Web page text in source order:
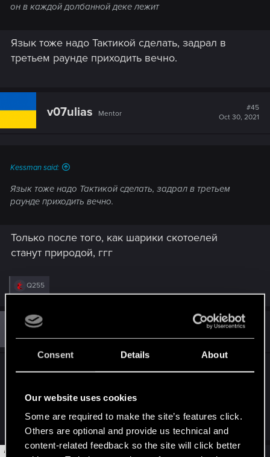
Consent Details About
Our website uses cookies
Some are required to make the site’s features click.
Others are optional and provide us technical and
content-related feedback so the site will click better
он в каждой долбанной деке лежит
Язык тоже надо Тактикой сделать, задрал в
третьем раунде приходить вечно.
v07ulias Mentor
#45
Oct 30, 2021
Kessman said:
Язык тоже надо Тактикой сделать, задрал в третьем
раунде приходить вечно.
Только после того, как шарики скотоелей
станут природой, ггг
R
e
c
t
:
Q255
Oct 30, 2021
жаба 4 жрет, свирса надо сделать чтобы 4
R
e
c
psysteel